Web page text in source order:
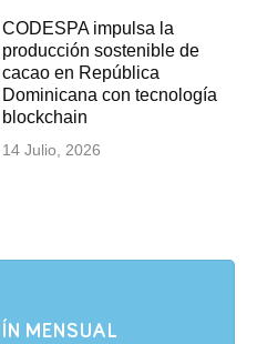
CODESPA impulsa la
producción sostenible de
cacao en República
Dominicana con tecnología
blockchain
14 Julio, 2026
MENSUAL